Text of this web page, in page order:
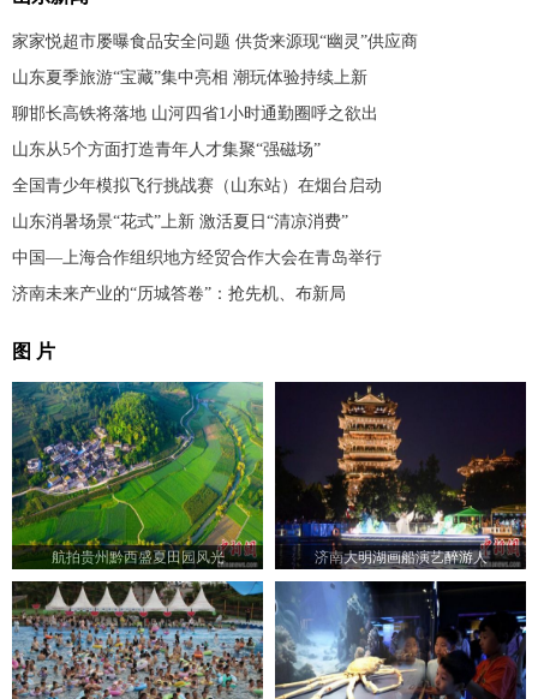
家家悦超市屡曝食品安全问题 供货来源现“幽灵”供应商
山东夏季旅游“宝藏”集中亮相 潮玩体验持续上新
聊邯长高铁将落地 山河四省1小时通勤圈呼之欲出
山东从5个方面打造青年人才集聚“强磁场”
全国青少年模拟飞行挑战赛（山东站）在烟台启动
山东消暑场景“花式”上新 激活夏日“清凉消费”
中国—上海合作组织地方经贸合作大会在青岛举行
济南未来产业的“历城答卷”：抢先机、布新局
图 片
航拍贵州黔西盛夏田园风光 济南大明湖画船演艺醉游人